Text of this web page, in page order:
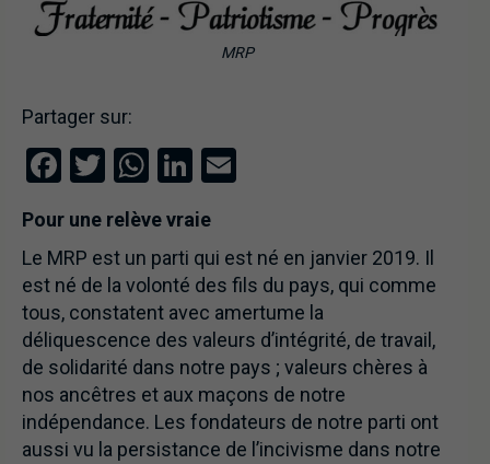
MRP
Partager sur:
Facebook
TwitterWhatsApp
LinkedIn
Pour une relève vraie
Le MRP est un parti qui est né en janvier 2019. Il
est né de la volonté des fils du pays, qui comme
tous, constatent avec amertume la
déliquescence des valeurs d’intégrité, de travail,
de solidarité dans notre pays ; valeurs chères à
nos ancêtres et aux maçons de notre
indépendance. Les fondateurs de notre parti ont
aussi vu la persistance de l’incivisme dans notre